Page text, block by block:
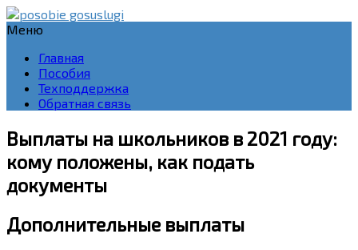
Меню
Главная
Пособия
Техподдержка
Обратная связь
Выплаты на школьников в 2021 году:
кому положены, как подать
документы
Дополнительные выплаты